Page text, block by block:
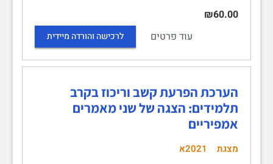
₪60.00
עוד פרטים
לרכישה והורדה מיידית
הערכת הפרעת קשב וריכוז בקרב
תלמידים: הצגה של שני מאמרים
אמפיריים
מצגת 2021א